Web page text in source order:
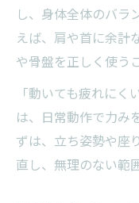
し、身体全体のバラ
えば、肩や首に余計
や骨盤を正しく使う
「動いても疲れに
は、日常動作で力み
ずは、立ち姿勢や座
直し、無理のない範